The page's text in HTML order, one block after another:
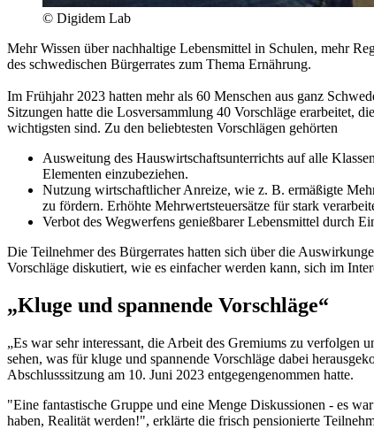
© Digidem Lab
Mehr Wissen über nachhaltige Lebensmittel in Schulen, mehr
des schwedischen Bürgerrates zum Thema Ernährung.
Im Frühjahr 2023 hatten mehr als 60 Menschen aus ganz
Sitzungen hatte die Losversammlung 40 Vorschläge erarbeitet,
wichtigsten sind. Zu den beliebtesten Vorschlägen gehörten
Ausweitung des Hauswirtschaftsunterrichts auf alle
Elementen einzubeziehen.
Nutzung wirtschaftlicher Anreize, wie z. B. ermäßigte
zu fördern. Erhöhte Mehrwertsteuersätze für stark
Verbot des Wegwerfens genießbarer Lebensmittel durch
Die Teilnehmer des Bürgerrates hatten sich über die
Vorschläge diskutiert, wie es einfacher werden kann, sich im
„Kluge und spannende Vorschläge“
„Es war sehr interessant, die Arbeit des Gremiums zu verfolgen
sehen, was für kluge und spannende Vorschläge dabei
Abschlusssitzung am 10. Juni 2023 entgegengenommen hatte.
"Eine fantastische Gruppe und eine Menge Diskussionen - es
haben, Realität werden!", erklärte die frisch pensionierte